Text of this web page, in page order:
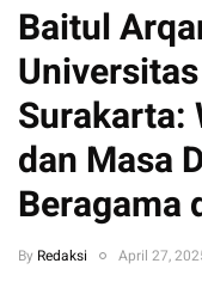
Baitul
Surakarta:
dan Masa
Beragama
By Redaksi April 27,